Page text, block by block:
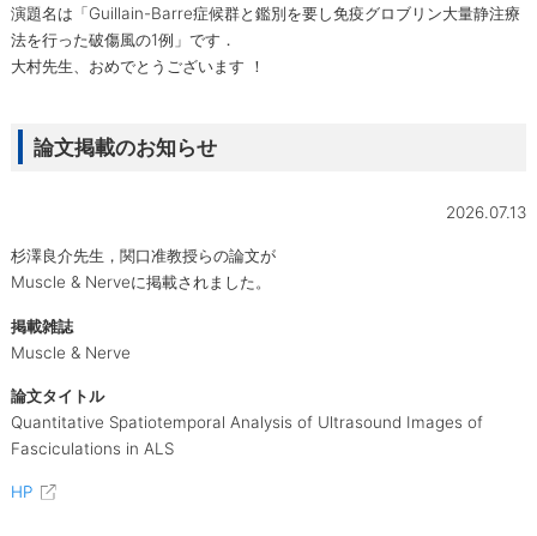
演題名は「Guillain-Barre症候群と鑑別を要し免疫グロブリン大量静注療
法を行った破傷風の1例」です．
大村先生、おめでとうございます ！
論文掲載のお知らせ
2026.07.13
杉澤良介先生，関口准教授らの論文が
Muscle & Nerveに掲載されました。
掲載雑誌
Muscle & Nerve
論文タイトル
Quantitative Spatiotemporal Analysis of Ultrasound Images of
Fasciculations in ALS
HP